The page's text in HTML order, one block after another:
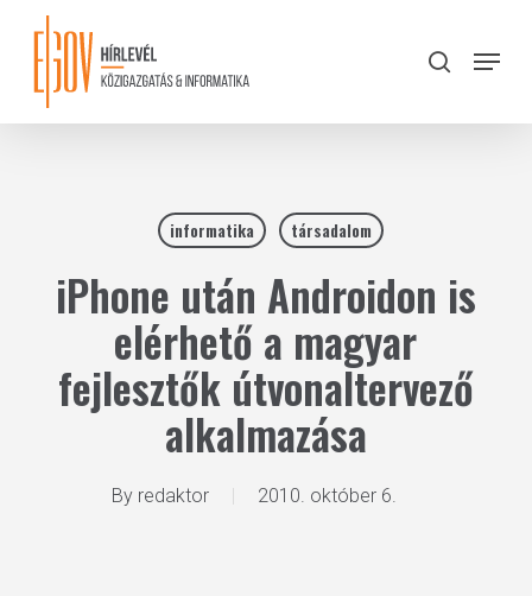
content
search
Menu
informatika társadalom
iPhone után Androidon is
elérhető a magyar
fejlesztők útvonaltervező
alkalmazása
By redaktor 2010. október 6.
Close